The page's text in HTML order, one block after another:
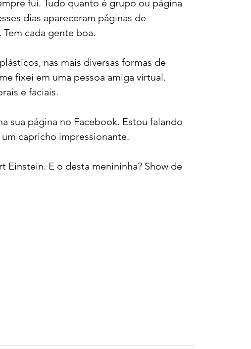
Fama-Celebridades
Climáticos Bisbi Cristão
fui. Tudo quanto é grupo ou página
dias apareceram páginas de
cada gente boa.
nas mais diversas formas de
fixei em uma pessoa amiga virtual.
e faciais.
sua página no Facebook. Estou falando
capricho impressionante.
E o desta menininha? Show de